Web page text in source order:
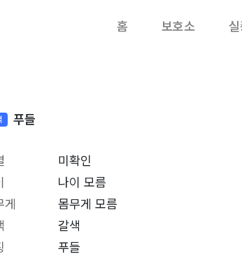
홈 보호소
푸들
미확인
나이 모름
게
몸무게 모름
갈색
푸들